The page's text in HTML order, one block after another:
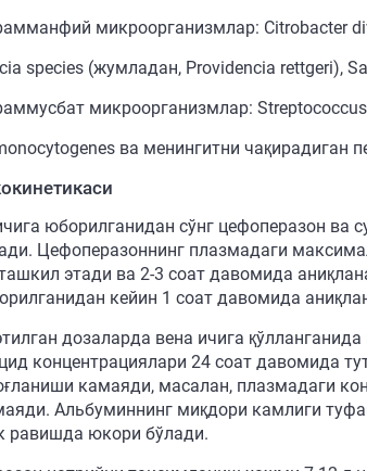
микроорганизмлар: Citrobacter
species (жумладан, Providencia rettgeri),
микроорганизмлар:
ва менингитни чақирадиган
юборилганидан сўнг цефоперазон ва
Цефоперазоннинг плазмадаги
этади ва 2-3 соат давомида
кейин 1 соат давомида
дозаларда вена ичига
концентрациялари 24 соат давомида
камаяди, масалан, плазмадаги
Альбуминнинг миқдори камлиги
равишда юкори бўлади.